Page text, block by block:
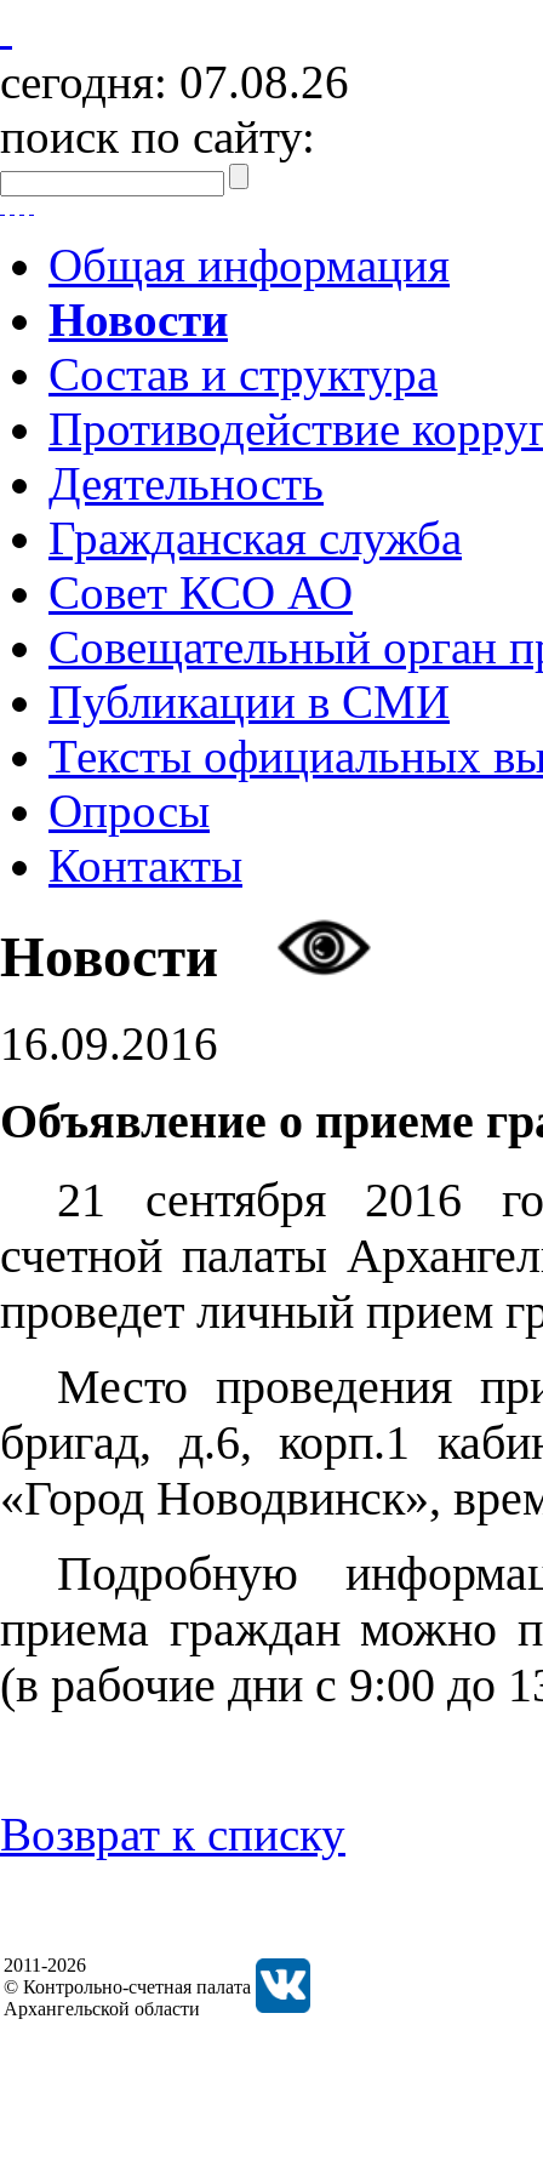
сегодня: 07.08.26
поиск по сайту:
Общая информация
Новости
Состав и структура
Противодействие
Деятельность
Гражданская служба
Совет КСО АО
Совещательный орган
Публикации в СМИ
Тексты официальных
Опросы
Контакты
Новости
16.09.2016
Объявление о приеме
21 сентября 2016
счетной палаты
проведет личный прием
Место проведения
бригад, д.6, корп.1
«Город Новодвинск»,
Подробную
приема граждан можно
(в рабочие дни с 9:00 до
Возврат к списку
2011-2026
© Контрольно-счетная палата
Архангельской области